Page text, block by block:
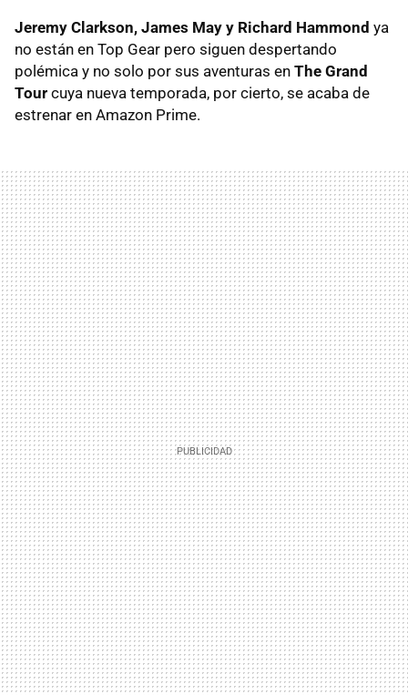
Jeremy Clarkson, James May y Richard Hammond ya
no están en Top Gear pero siguen despertando
polémica y no solo por sus aventuras en The Grand
Tour cuya nueva temporada, por cierto, se acaba de
estrenar en Amazon Prime.